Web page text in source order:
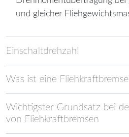
und gleicher
Einschaltdrehzahl
Was ist eine
Wichtigster Grundsatz bei
von Fliehkraftbremsen